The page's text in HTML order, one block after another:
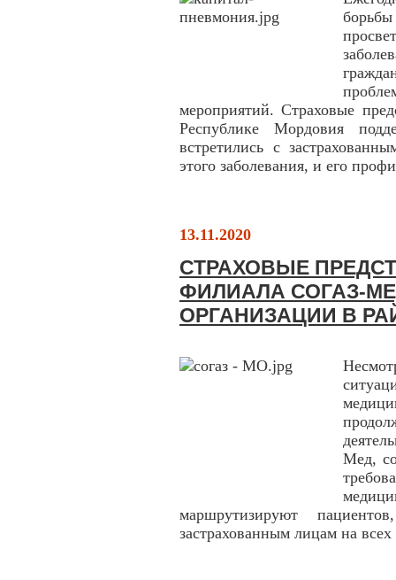
мероприятий. Страховые
Республике Мордовия
встретились с
этого заболевания, и его
13.11.2020
СТРАХОВЫЕ
ФИЛИАЛА СОГАЗ-
ОРГАНИЗАЦИИ В
Мед,
маршрутизируют
застрахованным лицам на